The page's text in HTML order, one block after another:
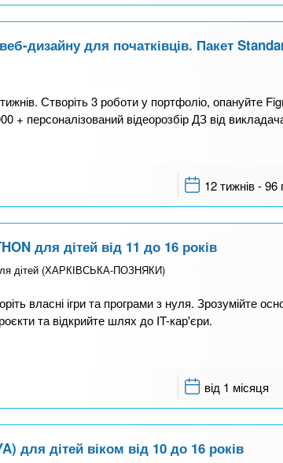
дизайну для початківців. Пакет
Створіть 3 роботи у портфоліо, опануйте
+ персоналізований відеорозбір ДЗ від
12 тижнів - 96
для дітей від 11 до 16 років
дітей (ХАРКІВСЬКА-ПОЗНЯКИ)
власні ігри та програми з нуля. Зрозумійте
та відкрийте шлях до IT-кар'єри.
від 1 місяця
для дітей віком від 10 до 16 років